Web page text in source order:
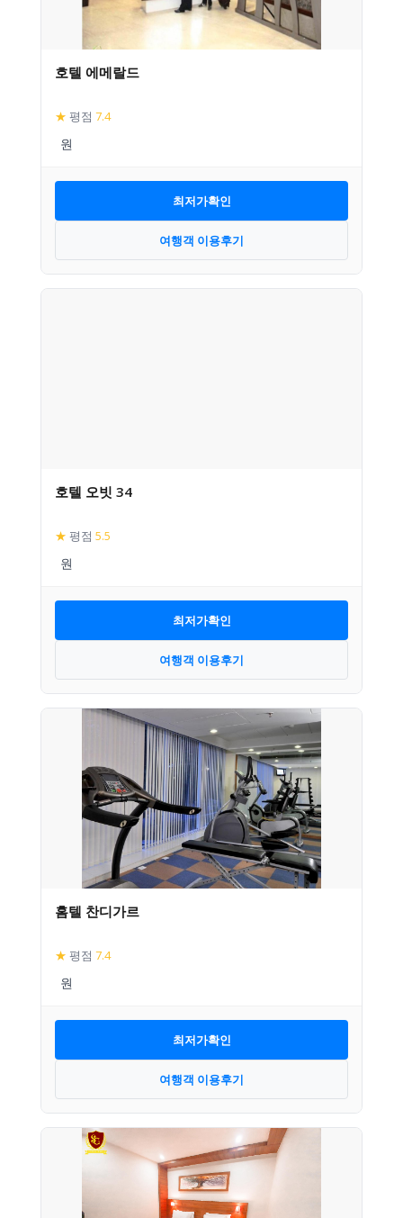
호텔 에메랄드
★ 평점 7.4
최저가확인
여행객 이용후기
호텔 오빗 34
★ 평점 5.5
최저가확인
여행객 이용후기
홈텔 찬디가르
★ 평점 7.4
최저가확인
여행객 이용후기